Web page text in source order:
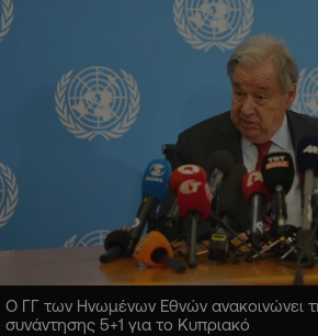
Ο ΓΓ των Ηνωμένων Εθνών ανακοινώνει
συνάντησης 5+1 για το Κυπριακό